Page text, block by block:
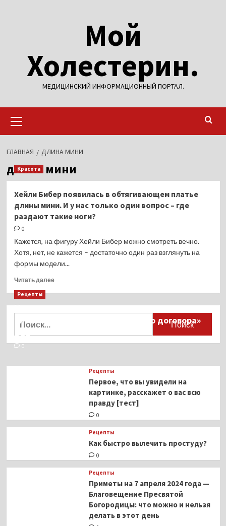
Мой
Холестерин.
МЕДИЦИНСКИЙ ИНФОРМАЦИОННЫЙ ПОРТАЛ.
меню
ГЛАВНАЯ ДЛИНА МИНИ
длина мини
Красота
Хейли Бибер появилась в обтягивающем платье
длины мини. И у нас только один вопрос – где
раздают такие ноги?
0
Кажется, на фигуру Хейли Бибер можно смотреть вечно.
Хотя, нет, не кажется – достаточно один раз взглянуть на
формы модели...
Читать далееПрочитать
Хейли
в
обтягивающем
длины
один
раздают
такие
Рецепты
Миллионы японцев восстают против
тиранического «Пандемического договора»
ВОЗ
0
Рецепты
Первое, что вы увидели на
картинке, расскажет о вас всю
правду [тест]
0
Рецепты
Как быстро вылечить простуду?
0
Рецепты
Приметы на 7 апреля 2024 года —
Благовещение Пресвятой
Богородицы: что можно и нельзя
делать в этот день